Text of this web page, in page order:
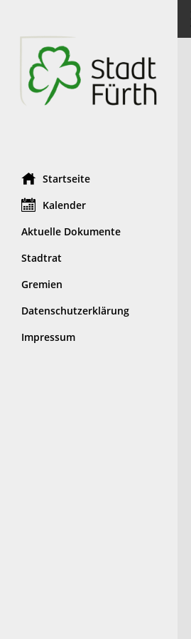
Startseite
Kalender
Aktuelle Dokumente
Stadtrat
Gremien
Datenschutzerklärung
Impressum